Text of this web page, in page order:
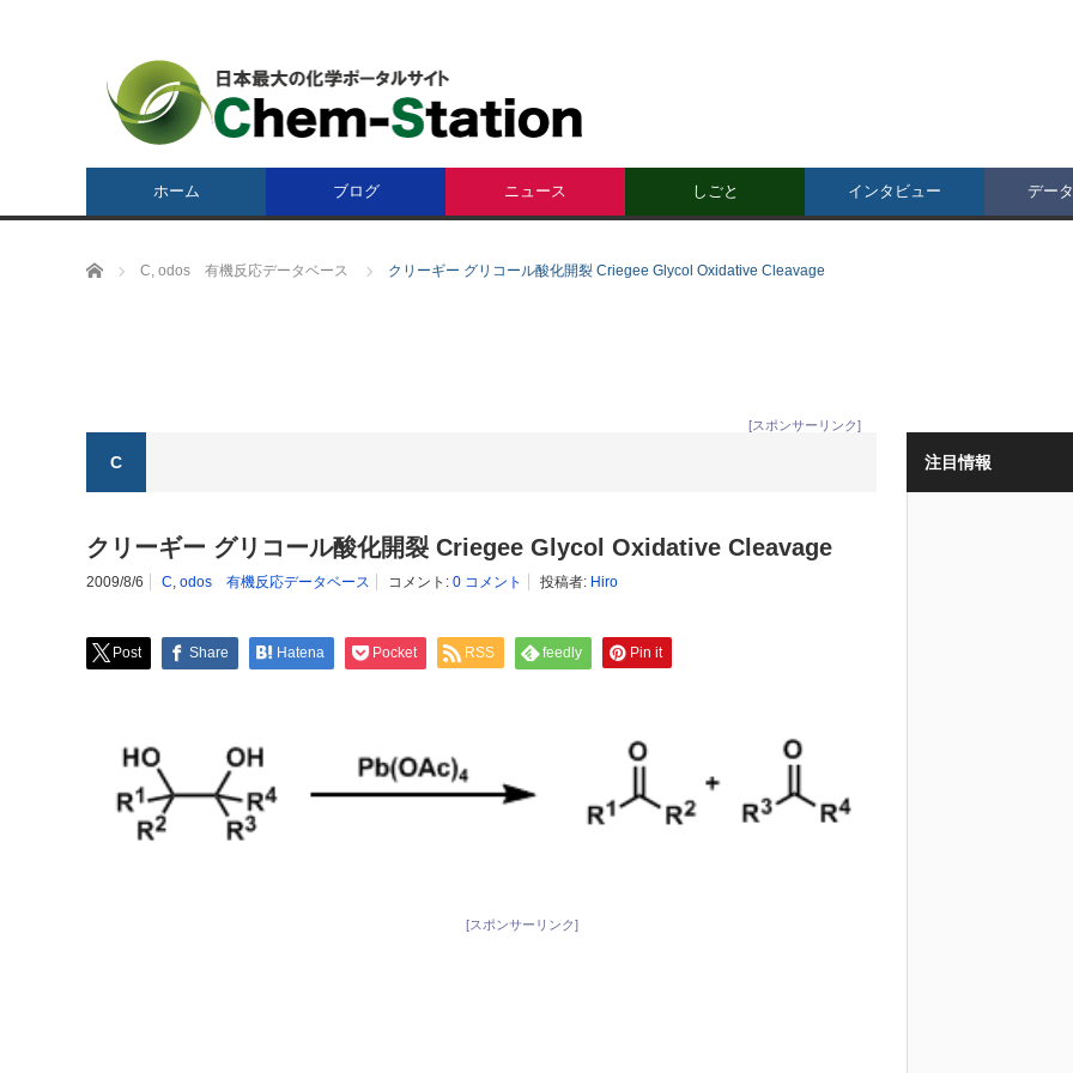
ホーム ブログ ニュース しごと インタビュー デー
ホーム C, odos 有機反応データベース クリーギー グリコール酸化開裂 Criegee Glycol Oxidative Cleavage
[スポンサーリンク]
C
クリーギー グリコール酸化開裂 Criegee Glycol Oxidative Cleavage
2009/8/6 C, odos 有機反応データベース コメント: 0 コメント 投稿者: Hiro
Post Share Hatena Pocket RSS feedly Pin it
[スポンサーリンク]
注目情報